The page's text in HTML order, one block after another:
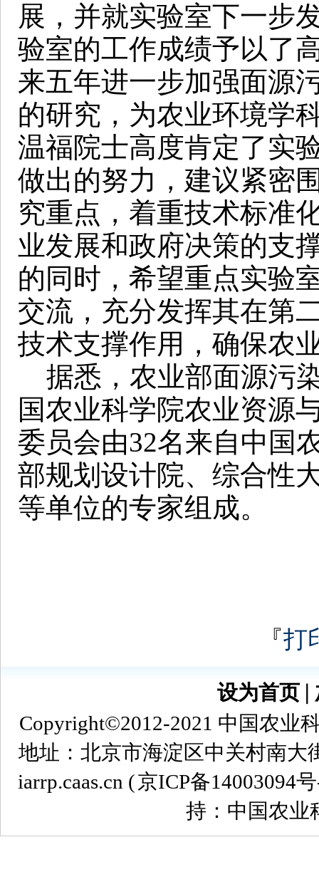
展，并就实验室下一步
验室的工作成绩予以了
来五年进一步加强面源
的研究，为农业环境学
温福院士高度肯定了实
做出的努力，建议紧密
究重点，着重技术标准
业发展和政府决策的支
的同时，希望重点实验
交流，充分发挥其在第
技术支撑作用，确保农
据悉，农业部面源污
国农业科学院农业资源
委员会由32名来自中国
部规划设计院、综合性
等单位的专家组成。
『打
设为首页
Copyright©2012-2021 中国农业
地址：北京市海淀区中关村南大
iarrp.caas.cn (京ICP备14003094
持：中国农